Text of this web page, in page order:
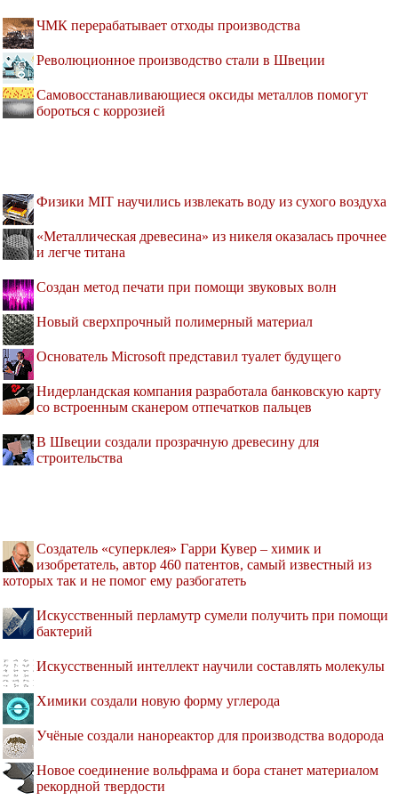
ЧМК перерабатывает отходы производства
Революционное производство стали в Швеции
Самовосстанавливающиеся оксиды металлов помогут
бороться с коррозией
Физики MIT научились извлекать воду из сухого воздуха
«Металлическая древесина» из никеля оказалась прочнее
и легче титана
Создан метод печати при помощи звуковых волн
Новый сверхпрочный полимерный материал
Основатель Microsoft представил туалет будущего
Нидерландская компания разработала банковскую карту
со встроенным сканером отпечатков пальцев
В Швеции создали прозрачную древесину для
строительства
Создатель «суперклея» Гарри Кувер – химик и
изобретатель, автор 460 патентов, самый известный из
которых так и не помог ему разбогатеть
Искусственный перламутр сумели получить при помощи
бактерий
Искусственный интеллект научили составлять молекулы
Химики создали новую форму углерода
Учёные создали нанореактор для производства водорода
Новое соединение вольфрама и бора станет материалом
рекордной твердости